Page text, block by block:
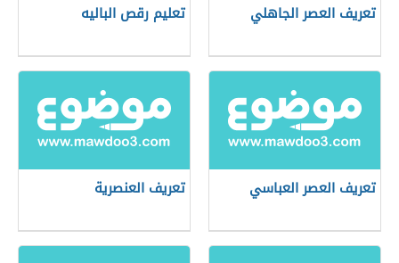
تعريف العصر الجاهلي تعليم رقص الباليه
تعريف العصر العباسي تعريف العنصرية